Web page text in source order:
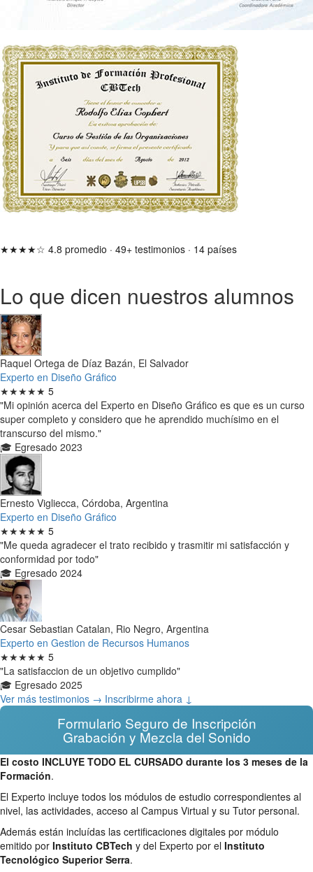
★★★★☆ 4.8 promedio · 49+ testimonios · 14 países
Lo que dicen nuestros alumnos
Raquel Ortega de Díaz Bazán, El Salvador
Experto en Diseño Gráfico
★★★★★ 5
"Mi opinión acerca del Experto en Diseño Gráfico es que es un curso
super completo y considero que he aprendido muchísimo en el
transcurso del mismo."
🎓 Egresado 2023
Ernesto Vigliecca, Córdoba, Argentina
Experto en Diseño Gráfico
★★★★★ 5
"Me queda agradecer el trato recibido y trasmitir mi satisfacción y
conformidad por todo"
🎓 Egresado 2024
Cesar Sebastian Catalan, Rio Negro, Argentina
Experto en Gestion de Recursos Humanos
★★★★★ 5
"La satisfaccion de un objetivo cumplido"
🎓 Egresado 2025
Ver más testimonios → Inscribirme ahora ↓
Formulario Seguro de Inscripción
Grabación y Mezcla del Sonido
El costo INCLUYE TODO EL CURSADO durante los 3 meses de la
Formación.
El Experto incluye todos los módulos de estudio correspondientes al
nivel, las actividades, acceso al Campus Virtual y su Tutor personal.
Además están incluídas las certificaciones digitales por módulo
emitido por Instituto CBTech y del Experto por el Instituto
Tecnológico Superior Serra.